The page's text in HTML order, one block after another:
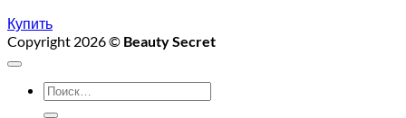
Купить
Copyright 2026 © Beauty Secret
Искать: